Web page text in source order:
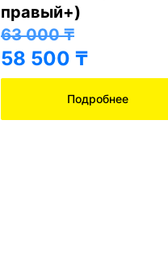
правый+)
63 000₸
58 500 ₸
Подробнее